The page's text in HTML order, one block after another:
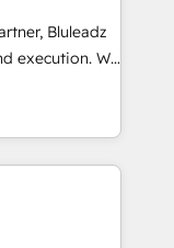
：Salesforce・
ム設計、履歴
前提にコンテ
実績 ✓
-AI-
to
and
advantage.
Bluleadz
We
leadership
Story to stop